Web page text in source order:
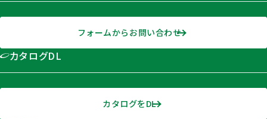
フォームからお問い合わせ
カタログDL
カタログをDL